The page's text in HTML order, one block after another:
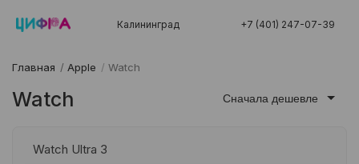
Калининград +7 (401) 247-07-39
Главная / Apple / Watch
Watch Сначала дешевле
Watch Ultra 3